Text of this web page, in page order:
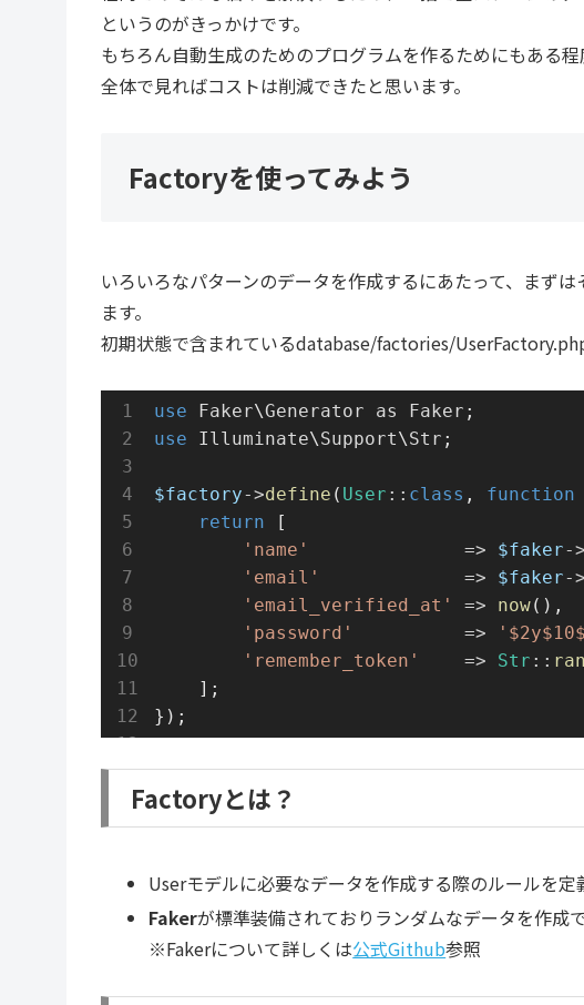
というのがきっかけです。
もちろん自動生成のためのプログラムを作るためにもある程
全体で見ればコストは削減できたと思います。
Factoryを使ってみよう
いろいろなパターンのデータを作成するにあたって、まず
ます。
初期状態で含まれているdatabase/factories/UserFactory.php
use Faker\Generator as Faker ;
use
Illuminate\Support\Str ;
$factory->define ( User :: class , function
return [
'name'
=> $faker->
'email'
=> $faker->
'email_verified_at'
=> now(),
'password'
=>
'remember_token'
=> Str ::
    ];
});
Factoryとは？
Userモデルに必要なデータを作成する際のルールを定
Fakerが標準装備されておりランダムなデータを作成
※Fakerについて詳しくは公式Github参照